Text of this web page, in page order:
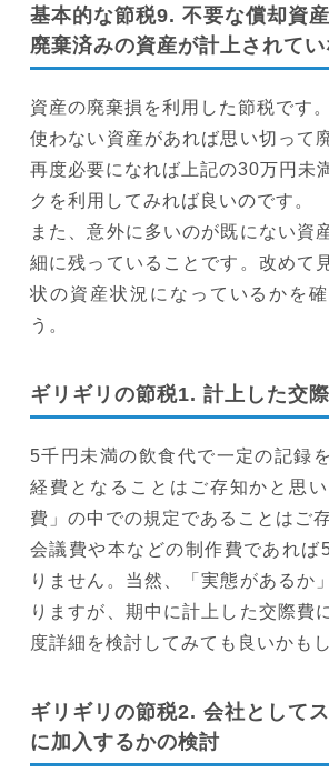
基本的な節税9. 不要な償却資
廃棄済みの資産が計上されて
資産の廃棄損を利用した節税です。
使わない資産があれば思い切って
再度必要になれば上記の30万円未
クを利用してみれば良いのです。
また、意外に多いのが既にない資
細に残っていることです。改めて
状の資産状況になっているかを
う。
ギリギリの節税1. 計上した交
5千円未満の飲食代で一定の記録
経費となることはご存知かと思
費」の中での規定であることはご
会議費や本などの制作費であれば
りません。当然、「実態があるか
りますが、期中に計上した交際費
度詳細を検討してみても良いかも
ギリギリの節税2. 会社として
に加入するかの検討